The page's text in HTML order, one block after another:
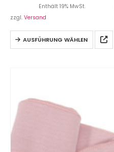
Enthält 19% MwSt.
zzgl. Versand
AUSFÜHRUNG WÄHLEN